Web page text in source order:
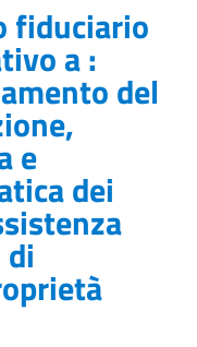
fiduciario
a :
del
e
dei